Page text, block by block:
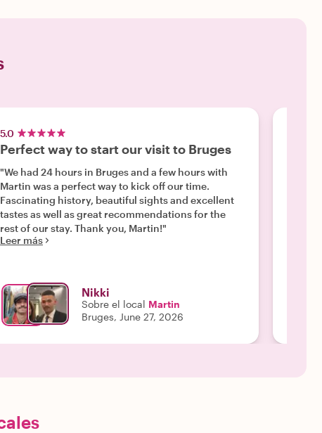
5.0
Perfect way to start our visit to Bruges
"We had 24 hours in Bruges and a few hours with
Martin was a perfect way to kick off our time.
Fascinating history, beautiful sights and excellent
tastes as well as great recommendations for the
rest of our stay. Thank you, Martin!"
Leer más
Nikki
Sobre el local Martin
Bruges, June 27, 2026